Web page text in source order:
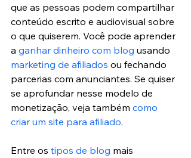
que as pessoas podem compartilhar
conteúdo escrito e audiovisual sobre
o que quiserem. Você pode aprender
a ganhar dinheiro com blog usando
marketing de afiliados ou fechando
parcerias com anunciantes. Se quiser
se aprofundar nesse modelo de
monetização, veja também como
criar um site para afiliado.
Entre os tipos de blog mais